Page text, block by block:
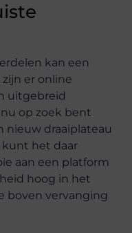
kan een
er online
uitgebreid
op zoek bent
nieuw draaiplateau
kunt het daar
aan een platform
hoog in het
boven vervanging